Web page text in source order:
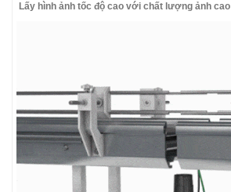
Lấy hình ảnh tốc độ cao với chất lượng ảnh cao